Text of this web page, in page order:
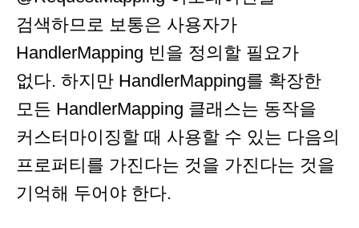
검색하므로 보통은 사용자가
HandlerMapping 빈을 정의할 필요가
없다. 하지만 HandlerMapping를 확장한
모든 HandlerMapping 클래스는 동작을
커스터마이징할 때 사용할 수 있는 다음의
프로퍼티를 가진다는 것을 가진다는 것을
기억해 두어야 한다.